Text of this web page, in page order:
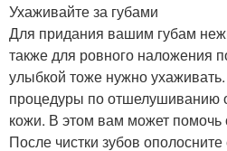
Ухаживайте за губами
Для придания вашим губам
также для ровного наложения
улыбкой тоже нужно
процедуры по отшелушиванию
кожи. В этом вам может помочь
После чистки зубов ополосните